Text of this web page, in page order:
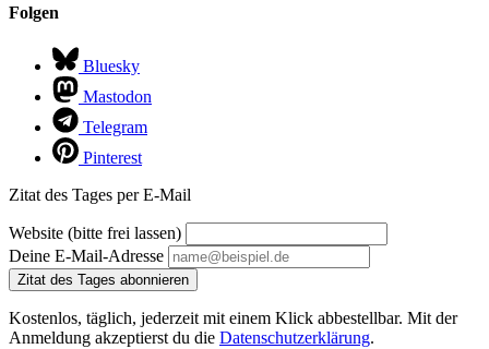
Folgen
Bluesky
Mastodon
Telegram
Pinterest
Zitat des Tages per E-Mail
Website (bitte frei lassen)
Deine E-Mail-Adresse
Zitat des Tages abonnieren
Kostenlos, täglich, jederzeit mit einem Klick abbestellbar. Mit der
Anmeldung akzeptierst du die Datenschutzerklärung.